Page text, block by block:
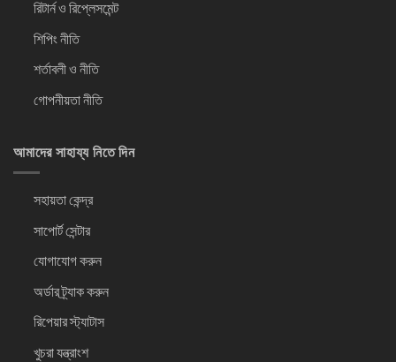
রিটার্ন ও রিপ্লেসমেন্ট
শিপিং নীতি
শর্তাবলী ও নীতি
গোপনীয়তা নীতি
আমাদের সাহায্য নিতে দিন
সহায়তা কেন্দ্র
সাপোর্ট সেন্টার
যোগাযোগ করুন
অর্ডার ট্র্যাক করুন
রিপেয়ার স্ট্যাটাস
খুচরা যন্ত্রাংশ